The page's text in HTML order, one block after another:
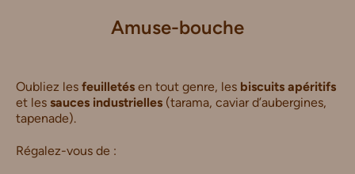
Amuse-bouche
Oubliez les feuilletés en tout genre, les biscuits apéritifs
et les sauces industrielles (tarama, caviar d’aubergines,
tapenade).
Régalez-vous de :